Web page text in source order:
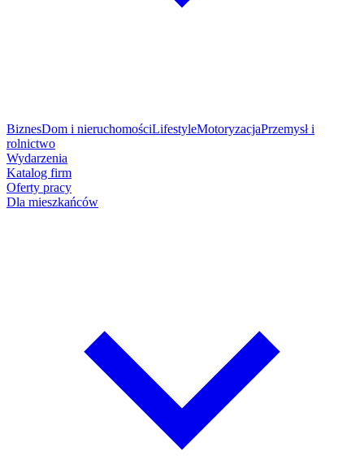
BiznesDom i nieruchomościLifestyleMotoryzacjaPrzemysł i
rolnictwo
Wydarzenia
Katalog firm
Oferty pracy
Dla mieszkańców